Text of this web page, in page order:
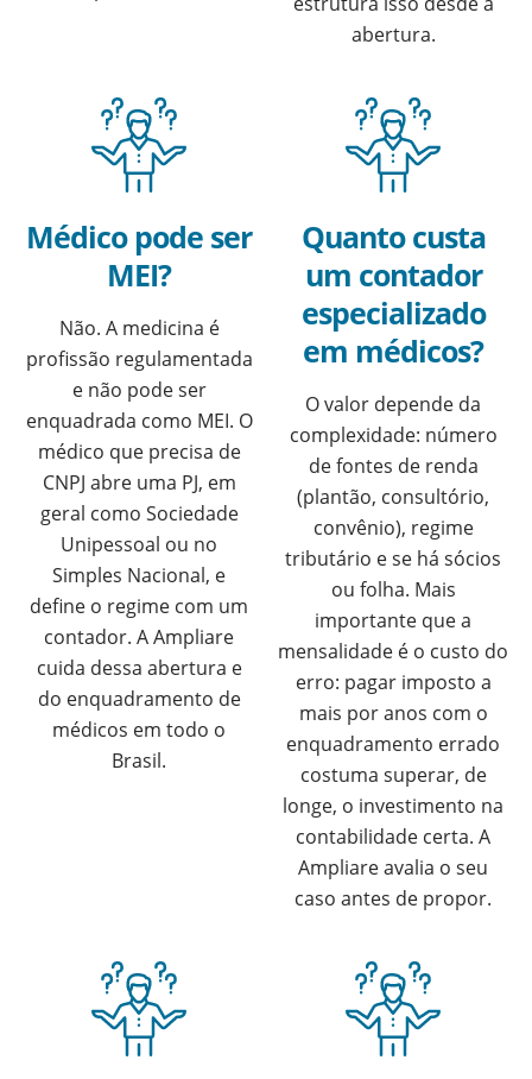
abertura.
Médico pode ser
MEI?
Não. A medicina é
profissão regulamentada
e não pode ser
enquadrada como MEI. O
médico que precisa de
CNPJ abre uma PJ, em
geral como Sociedade
Unipessoal ou no
Simples Nacional, e
define o regime com um
contador. A Ampliare
cuida dessa abertura e
do enquadramento de
médicos em todo o
Brasil.
Quanto custa
um contador
especializado
em médicos?
O valor depende da
complexidade: número
de fontes de renda
(plantão, consultório,
convênio), regime
tributário e se há sócios
ou folha. Mais
importante que a
mensalidade é o custo do
erro: pagar imposto a
mais por anos com o
enquadramento errado
costuma superar, de
longe, o investimento na
contabilidade certa. A
Ampliare avalia o seu
caso antes de propor.